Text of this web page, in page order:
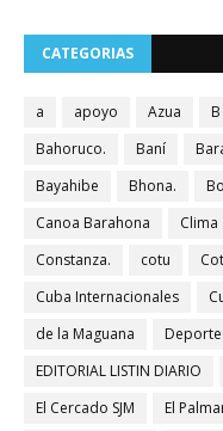
CATEGORIAS
a apoyo Azua B
Bahoruco.
Baní
Bayahibe
Bhona.
Canoa Barahona
Clima
Constanza.
cotu
Cuba Internacionales
de la Maguana
EDITORIAL LISTIN DIARIO
El Cercado SJM
El